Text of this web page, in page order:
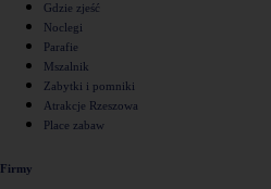
Gdzie zjeść
Noclegi
Parafie
Mszalnik
Zabytki i pomniki
Atrakcje Rzeszowa
Place zabaw
Firmy